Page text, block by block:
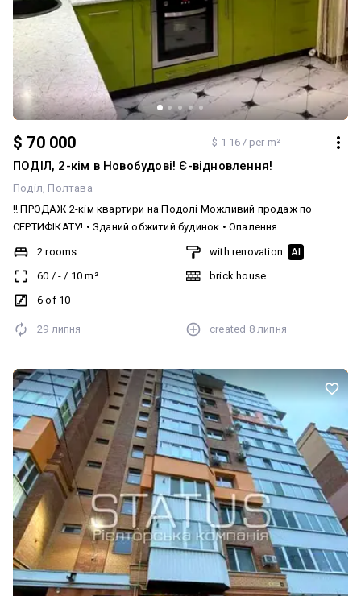
$ 70 000 $ 1 167 per m²
ПОДІЛ, 2-кім в Новобудові! Є-відновлення!
Поділ Полтава
‼️ ПРОДАЖ 2-кім квартири на Подолі Можливий продаж по
СЕРТИФІКАТУ! • Зданий обжитий будинок • Опалення
ІНДИВІДУАЛЬНЕ • Окремі кімнати • Ремонт! • Поверх середній •
Планування: Роздільна. Система опалення: Індивідуальне газове.
Ремонт: Євроремонт. Меблювання: Так
2 rooms
60 / - / 10 m²
6 of 10
with renovation AI
brick house
29 липня created 8 липня